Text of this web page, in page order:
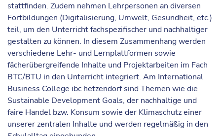
stattfinden. Zudem nehmen Lehrpersonen an diversen
Fortbildungen (Digitalisierung, Umwelt, Gesundheit, etc.)
teil, um den Unterricht fachspezifischer und nachhaltiger
gestalten zu können. In diesem Zusammenhang werden
verschiedene Lehr- und Lernplattformen sowie
fächerübergreifende Inhalte und Projektarbeiten im Fach
BTC/BTU in den Unterricht integriert. Am International
Business College ibc hetzendorf sind Themen wie die
Sustainable Development Goals, der nachhaltige und
faire Handel bzw. Konsum sowie der Klimaschutz einer
unserer zentralen Inhalte und werden regelmäßig in den